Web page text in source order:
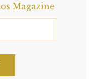
Magazine